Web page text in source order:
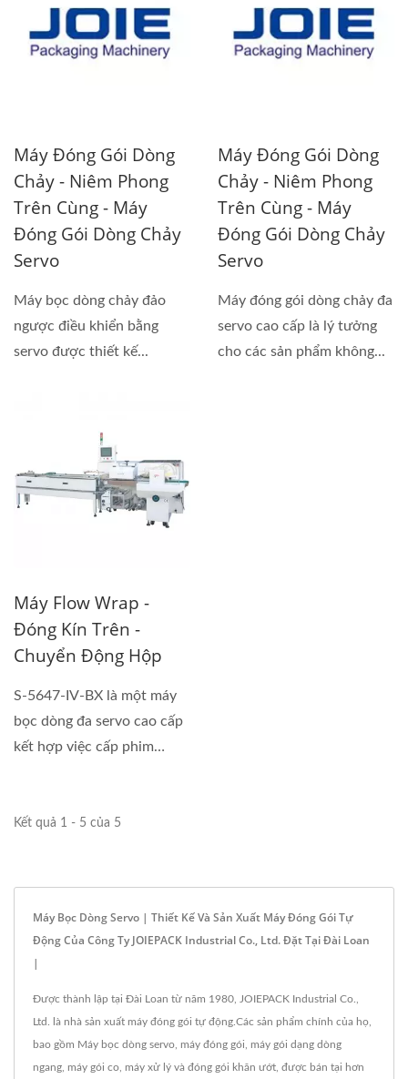
Máy Đóng Gói Dòng
Chảy - Niêm Phong
Trên Cùng - Máy
Đóng Gói Dòng Chảy
Servo
Máy bọc dòng chảy đảo
ngược điều khiển bằng
servo được thiết kế...
Máy Đóng Gói Dòng
Chảy - Niêm Phong
Trên Cùng - Máy
Đóng Gói Dòng Chảy
Servo
Máy đóng gói dòng chảy đa
servo cao cấp là lý tưởng
cho các sản phẩm không...
Máy Flow Wrap -
Đóng Kín Trên -
Chuyển Động Hộp
S-5647-IV-BX là một máy
bọc dòng đa servo cao cấp
kết hợp việc cấp phim
Kết quả 1 - 5 của 5
Máy Bọc Dòng Servo | Thiết Kế Và Sản Xuất Máy Đóng Gói Tự
Động Của Công Ty JOIEPACK Industrial Co., Ltd. Đặt Tại Đài Loan
|
Được thành lập tại Đài Loan từ năm 1980, JOIEPACK Industrial Co.,
Ltd. là nhà sản xuất máy đóng gói tự động.Các sản phẩm chính của họ,
bao gồm Máy bọc dòng servo, máy đóng gói, máy gói dạng dòng
ngang, máy gói co, máy xử lý và đóng gói khăn ướt, được bán tại hơn